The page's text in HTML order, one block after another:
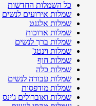
כל השמלות החדשות
שמלות אירועים לנשים
שמלות אלגנט
שמלות ארוכות
שמלות ברך לנשים
שמלות וינטג'
שמלות חוף
שמלות כלה
שמלות עבודה לנשים
שמלות מודפסות
שמלות ואוברולים ג'ינס